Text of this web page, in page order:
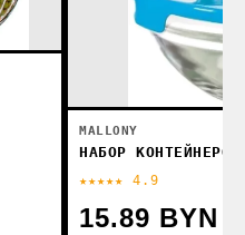
MALLONY
НАБОР КОНТЕЙНЕРОВ
★★★★★ 4.9
15.89 BYN